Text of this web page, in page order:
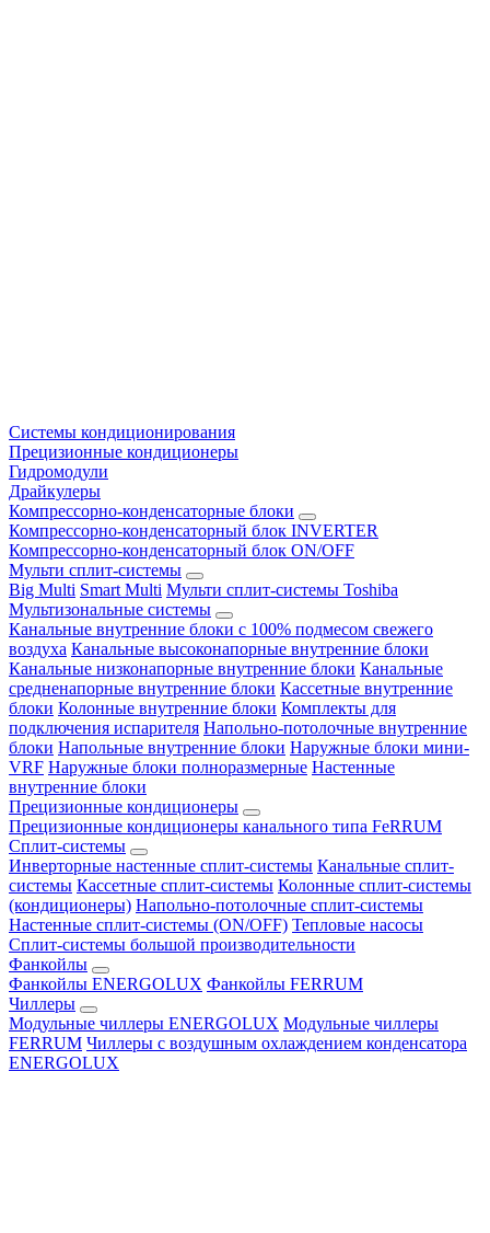
Системы кондиционирования
Прецизионные кондиционеры
Гидромодули
Драйкулеры
Компрессорно-конденсаторные блоки
Компрессорно-конденсаторный блок INVERTER
Компрессорно-конденсаторный блок ON/OFF
Мульти сплит-системы
Big Multi Smart Multi Мульти сплит-системы Toshiba
Мультизональные системы
Канальные внутренние блоки с 100% подмесом свежего
воздуха Канальные высоконапорные внутренние блоки
Канальные низконапорные внутренние блоки Канальные
средненапорные внутренние блоки Кассетные внутренние
блоки Колонные внутренние блоки Комплекты для
подключения испарителя Напольно-потолочные внутренние
блоки Напольные внутренние блоки Наружные блоки мини-
VRF Наружные блоки полноразмерные Настенные
внутренние блоки
Прецизионные кондиционеры
Прецизионные кондиционеры канального типа FeRRUM
Сплит-системы
Инверторные настенные сплит-системы Канальные сплит-
системы Кассетные сплит-системы Колонные сплит-системы
(кондиционеры) Напольно-потолочные сплит-системы
Настенные сплит-системы (ON/OFF) Тепловые насосы
Сплит-системы большой производительности
Фанкойлы
Фанкойлы ENERGOLUX Фанкойлы FERRUM
Чиллеры
Модульные чиллеры ENERGOLUX Модульные чиллеры
FERRUM Чиллеры с воздушным охлаждением конденсатора
ENERGOLUX